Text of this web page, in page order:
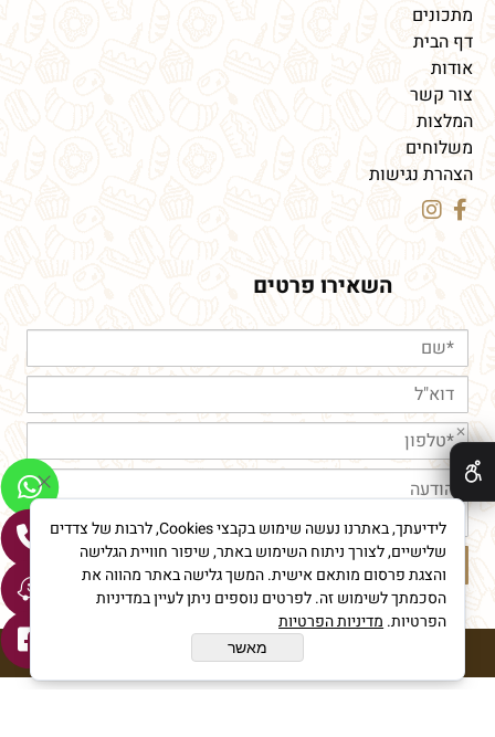
מתכונים
דף הבית
אודות
צור קשר
המלצות
משלוחים
הצהרת נגישות
השאירו פרטים
חורי מאפיית איכות © All Rights reserved
✕
לידיעתך, באתרנו נעשה שימוש בקבצי Cookies, לרבות של צדדים
שלישיים, לצורך ניתוח השימוש באתר, שיפור חוויית הגלישה
והצגת פרסום מותאם אישית. המשך גלישה באתר מהווה את
הסכמתך לשימוש זה. לפרטים נוספים ניתן לעיין במדיניות
הפרטיות. מדיניות הפרטיות
מאשר